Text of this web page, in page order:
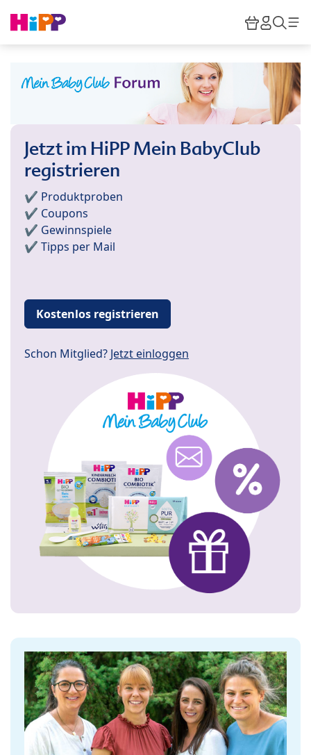
HiPP
Jetzt im HiPP Mein BabyClub
registrieren
✔️ Produktproben
✔️ Coupons
✔️ Gewinnspiele
✔️ Tipps per Mail
Kostenlos registrieren
Schon Mitglied? Jetzt einloggen